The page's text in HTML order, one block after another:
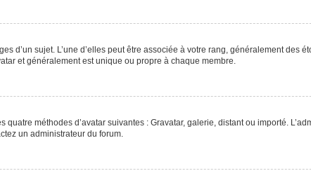
d’un sujet. L’une d’elles peut être associée à votre rang, généralement des
et généralement est unique ou propre à chaque membre.
méthodes d’avatar suivantes : Gravatar, galerie, distant ou importé.
un administrateur du forum.